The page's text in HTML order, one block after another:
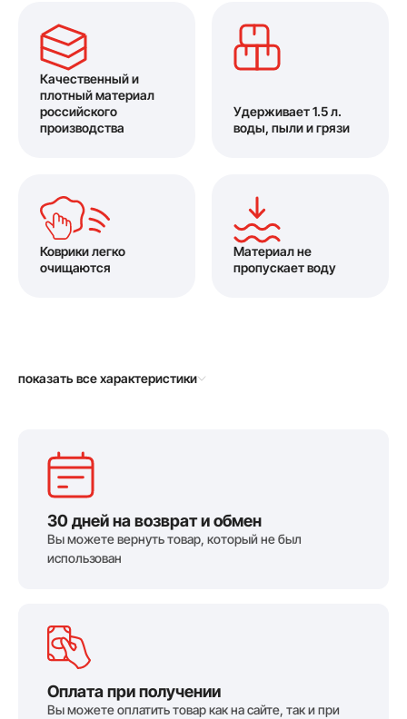
Качественный и
плотный материал
российского
производства
Удерживает 1.5 л.
воды, пыли и грязи
Коврики легко
очищаются
Материал не
пропускает воду
показать все характеристики
30 дней на возврат и обмен
Вы можете вернуть товар, который не был
использован
Оплата при получении
Вы можете оплатить товар как на сайте, так и при